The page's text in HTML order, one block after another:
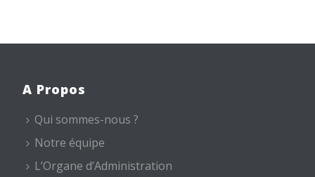
A Propos
Qui sommes-nous ?
Notre équipe
L’Organe d’Administration